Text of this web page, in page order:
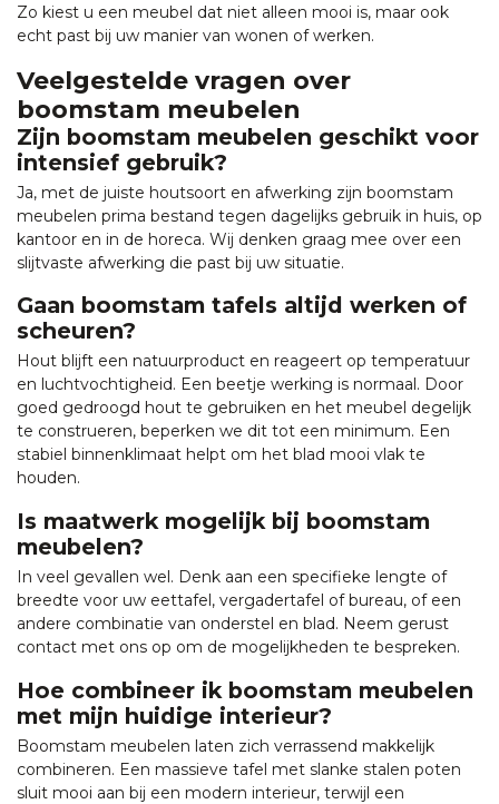
Zo kiest u een meubel dat niet alleen mooi is, maar ook
echt past bij uw manier van wonen of werken.
Veelgestelde vragen over
boomstam meubelen
Zijn boomstam meubelen geschikt voor
intensief gebruik?
Ja, met de juiste houtsoort en afwerking zijn boomstam
meubelen prima bestand tegen dagelijks gebruik in huis, op
kantoor en in de horeca. Wij denken graag mee over een
slijtvaste afwerking die past bij uw situatie.
Gaan boomstam tafels altijd werken of
scheuren?
Hout blijft een natuurproduct en reageert op temperatuur
en luchtvochtigheid. Een beetje werking is normaal. Door
goed gedroogd hout te gebruiken en het meubel degelijk
te construeren, beperken we dit tot een minimum. Een
stabiel binnenklimaat helpt om het blad mooi vlak te
houden.
Is maatwerk mogelijk bij boomstam
meubelen?
In veel gevallen wel. Denk aan een specifieke lengte of
breedte voor uw eettafel, vergadertafel of bureau, of een
andere combinatie van onderstel en blad. Neem gerust
contact met ons op om de mogelijkheden te bespreken.
Hoe combineer ik boomstam meubelen
met mijn huidige interieur?
Boomstam meubelen laten zich verrassend makkelijk
combineren. Een massieve tafel met slanke stalen poten
sluit mooi aan bij een modern interieur, terwijl een